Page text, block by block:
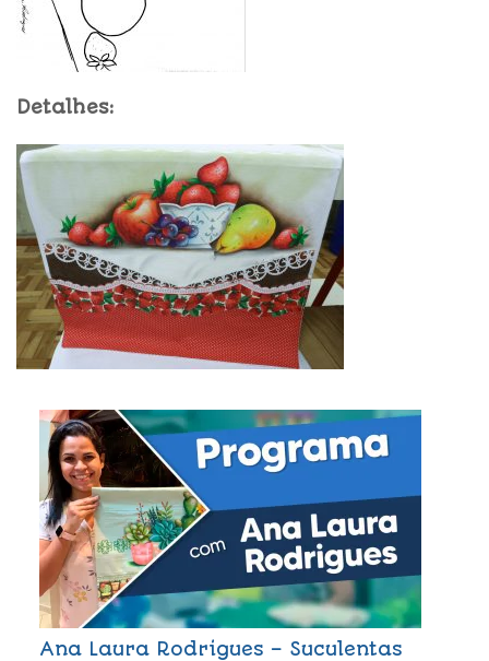
Detalhes:
Ana Laura Rodrigues – Suculentas